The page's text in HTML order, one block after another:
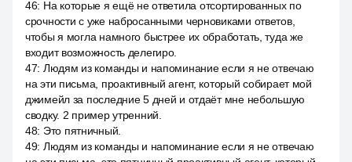
46: На которые я ещё не ответила отсортированных по
срочности с уже набросанными черновиками ответов,
чтобы я могла намного быстрее их обработать, туда же
входит возможность делегиро.
47: Людям из команды и напоминание если я не отвечаю
на эти письма, проактивный агент, который собирает мой
джимейл за последние 5 дней и отдаёт мне небольшую
сводку. 2 пример утренний.
48: Это пятничный.
49: Людям из команды и напоминание если я не отвечаю